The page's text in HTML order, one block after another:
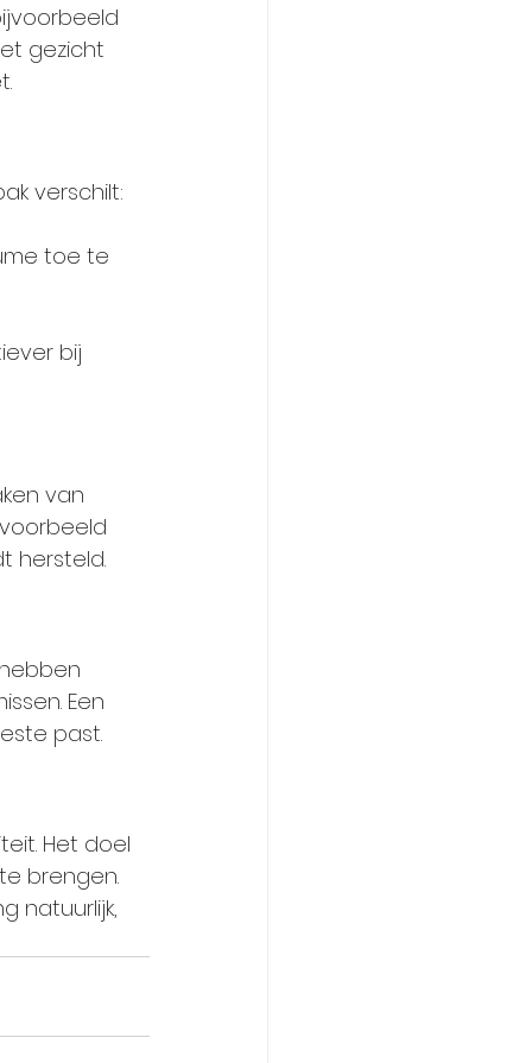
gezicht
verschilt:
toe te
bij
van
hersteld.
Een
past.
Het doel
brengen.
natuurlijk,